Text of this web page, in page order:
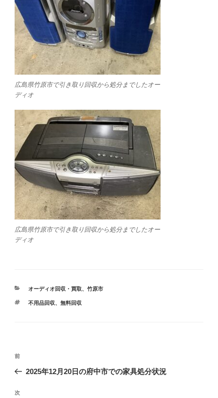
広島県竹原市で引き取り回収から処分までしたオー
ディオ
広島県竹原市で引き取り回収から処分までしたオー
ディオ
カ
ゴ
オーディオ回収・買取、 竹原市
タ
不用品回収、 無料回収
投
ナ
ビ
前
の
稿
前
2025年12月20日の府中市での家具処分状況
次
次